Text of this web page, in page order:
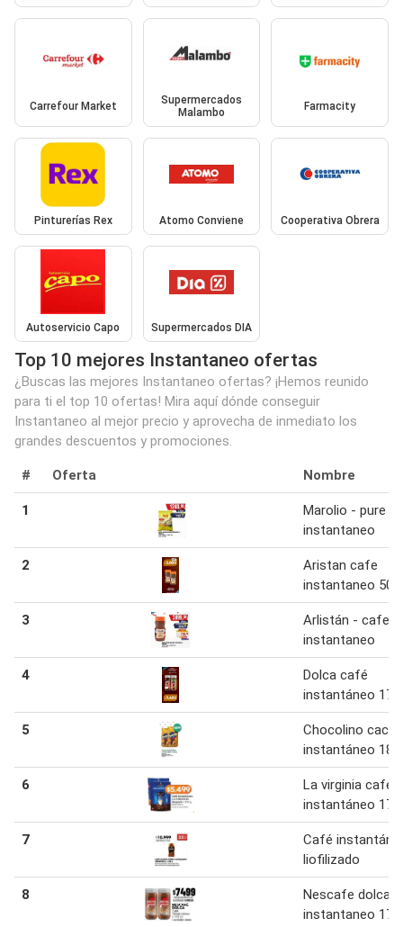
Carrefour Market
Supermercados
Malambo
Farmacity
Pinturerías Rex Atomo Conviene Cooperativa Obrera
Autoservicio Capo Supermercados DIA
Top 10 mejores Instantaneo ofertas
¿Buscas las mejores Instantaneo ofertas? ¡Hemos reunido
para ti el top 10 ofertas! Mira aquí dónde conseguir
Instantaneo al mejor precio y aprovecha de inmediato los
grandes descuentos y promociones.
# Oferta Nombre
1
Marolio - pure
instantaneo
2
Aristan cafe
instantaneo
3
Arlistán - cafe
instantaneo
4
Dolca café
instantáneo 170
5
Chocolino cacao
instantáneo 180
6
La virginia café
instantáneo 170
7
Café
liofilizado
8
Nescafe dolca
instantaneo 170